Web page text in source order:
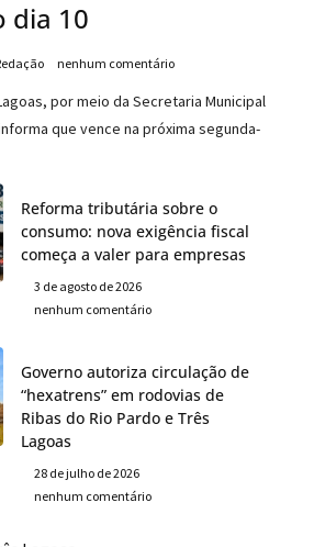
dia 10
nenhum comentário
por meio da Secretaria Municipal
que vence na próxima segunda-
Reforma tributária sobre o
consumo: nova exigência fiscal
começa a valer para empresas
3 de agosto de 2026
nenhum comentário
Governo autoriza circulação de
“hexatrens” em rodovias de
Ribas do Rio Pardo e Três
Lagoas
28 de julho de 2026
nenhum comentário